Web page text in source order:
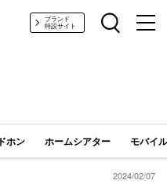
ジェットブランド
特設サイト
ホン ホームシアター モバイ
2024/02/07